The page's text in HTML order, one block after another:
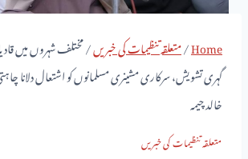
Home
/متعلقہ تنظیمات کی خبریں/مختلف شہروں میں
گہری تشویش، سرکاری مشینری مسلمانوں کو اشتعال دلانا
خالد چیمہ
متعلقہ تنظیمات کی خبریں